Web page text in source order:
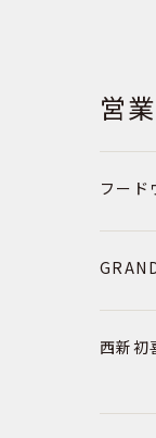
営
フード
西新初